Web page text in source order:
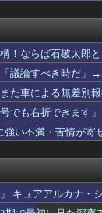
感想 電氣メタルガ
るのは…松本凌・
談しても、具体的
供の教育に悪いだ
資と300万円の寄付
がガチでヤバイこ
イベントマジで胸
暴言を放つ 「侵略
少女がグラビアデビ
満・医療負担減らす
ッカー協会役職員
言うことがある」
してる人って何が
！ならば石破太郎
「議論すべき時だ
！た車による無差別
でも右折できます」
強い不満・苦情が
キュアアルカナ・